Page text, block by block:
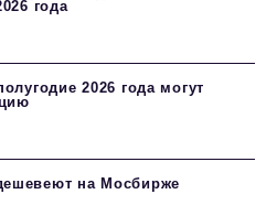
года
2026 года могут
на Мосбирже